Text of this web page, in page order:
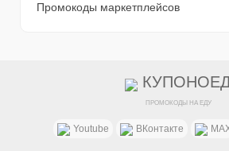
Промокоды маркетплейсов
ПРОМОКОДЫ НА ЕДУ
Youtube ВКонтакте